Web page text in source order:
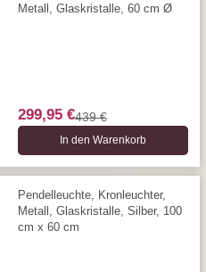
Metall, Glaskristalle, 60 cm Ø
299,95 €439 €
In den Warenkorb
Pendelleuchte, Kronleuchter,
Metall, Glaskristalle, Silber, 100
cm x 60 cm